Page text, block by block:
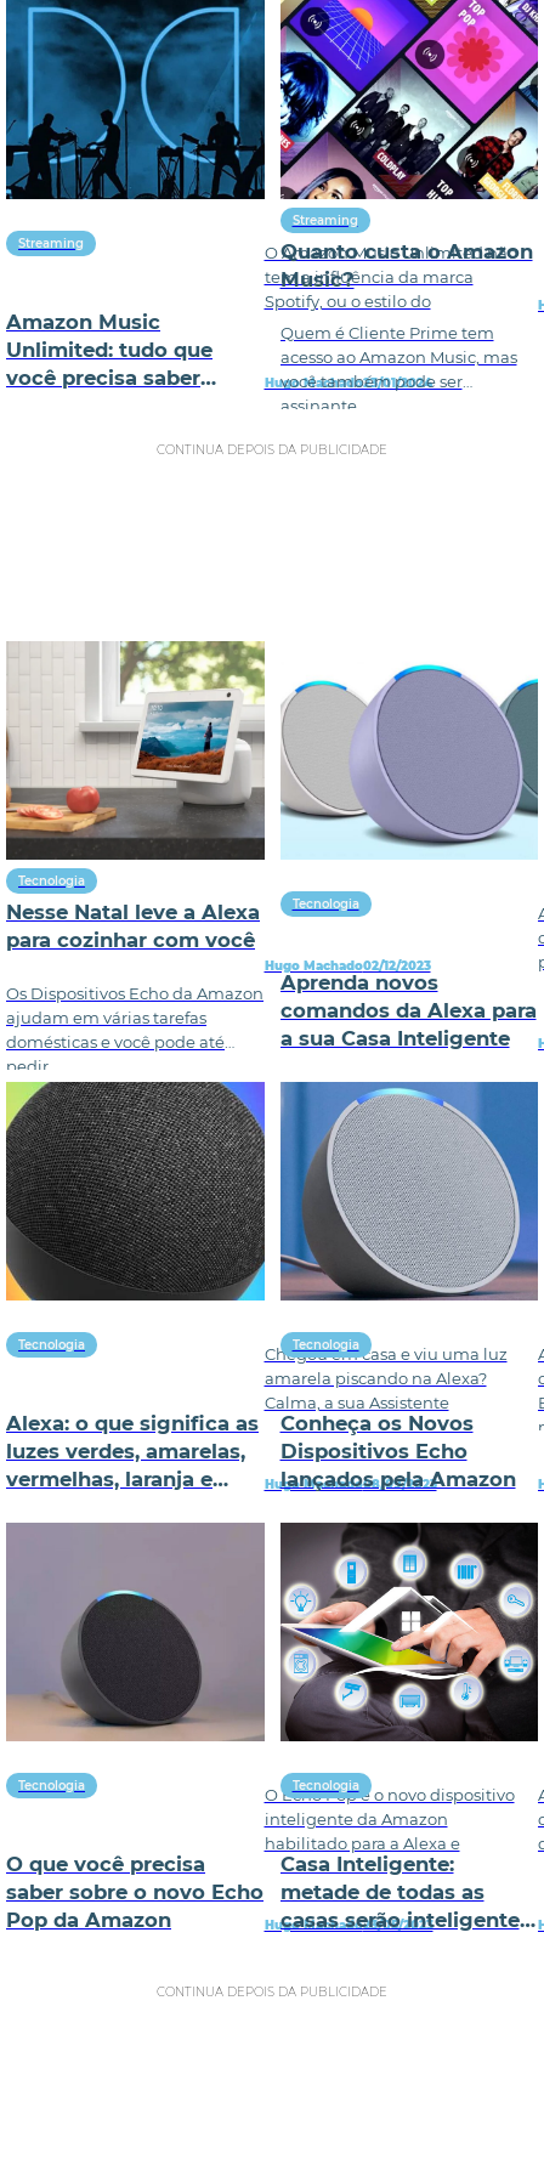
Streaming
Amazon Music
Unlimited: tudo que
você precisa saber
O Amazon Music Unlimited não
tem a influência da marca
Spotify, ou o estilo do
Hugo Machado23/01/2024
Streaming
Quanto custa o Amazon
Music?
Quem é Cliente Prime tem
acesso ao Amazon Music, mas
você também pode ser
assinante
CONTINUA DEPOIS DA PUBLICIDADE
Tecnologia
Nesse Natal leve a Alexa
para cozinhar com você
Os Dispositivos Echo da Amazon
ajudam em várias tarefas
domésticas e você pode até
pedir
Hugo Machado02/12/2023
Tecnologia
Aprenda novos
comandos da Alexa para
a sua Casa Inteligente
Tecnologia
Alexa: o que significa as
luzes verdes, amarelas,
vermelhas, laranja e
Chegou em casa e viu uma luz
amarela piscando na Alexa?
Calma, a sua Assistente
Hugo Machado08/09/2023
Tecnologia
Conheça os Novos
Dispositivos Echo
lançados pela Amazon
Tecnologia
O que você precisa
saber sobre o novo Echo
Pop da Amazon
O Echo Pop é o novo dispositivo
inteligente da Amazon
habilitado para a Alexa e
Hugo Machado23/05/2023
Tecnologia
Casa Inteligente:
metade de todas as
casas serão inteligentes
CONTINUA DEPOIS DA PUBLICIDADE